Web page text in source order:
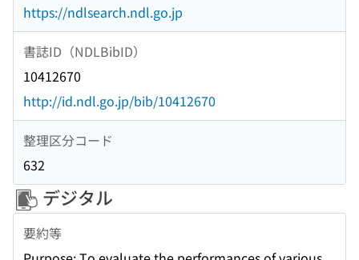
https://ndlsearch.ndl.go.jp
書誌ID（NDLBibID）
10412670
http://id.ndl.go.jp/bib/10412670
整理区分コード
632
デジタル
要約等